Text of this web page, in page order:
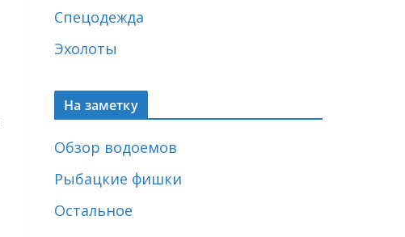
Спецодежда
Эхолоты
На заметку
Обзор водоемов
Рыбацкие фишки
Остальное